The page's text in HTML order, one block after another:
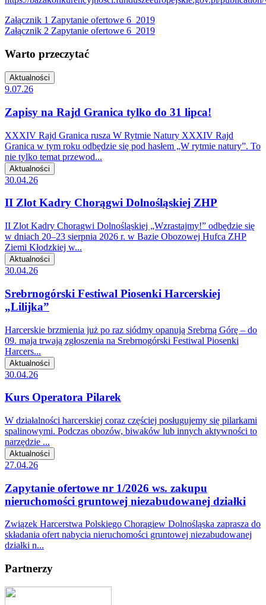
Załącznik 1 Zapytanie ofertowe 6_2019
Załącznik 2 Zapytanie ofertowe 6_2019
Warto przeczytać
Aktualności
9.07.26
Zapisy na Rajd Granica tylko do 31 lipca!
XXXIV Rajd Granica rusza W Rytmie Natury XXXIV Rajd
Granica w tym roku odbędzie się pod hasłem „W rytmie natury”. To
nie tylko temat przewod...
Aktualności
30.04.26
II Zlot Kadry Chorągwi Dolnośląskiej ZHP
II Zlot Kadry Chorągwi Dolnośląskiej „Wzrastajmy!” odbędzie się
w dniach 20–23 sierpnia 2026 r. w Bazie Obozowej Hufca ZHP
Ziemi Kłodzkiej w...
Aktualności
30.04.26
Srebrnogórski Festiwal Piosenki Harcerskiej
„Lilijka”
Harcerskie brzmienia już po raz siódmy opanują Srebrną Górę – do
09. maja trwają zgłoszenia na Srebrnogórski Festiwal Piosenki
Harcers...
Aktualności
30.04.26
Kurs Operatora Pilarek
W działalności harcerskiej coraz częściej posługujemy się pilarkami
spalinowymi. Podczas obozów, biwaków lub innych aktywności to
narzędzie ...
Aktualności
27.04.26
Zapytanie ofertowe nr 1/2026 ws. zakupu
nieruchomości gruntowej niezabudowanej działki
Związek Harcerstwa Polskiego Chorągiew Dolnośląska zaprasza do
składania ofert nabycia nieruchomości gruntowej niezabudowanej
działki n...
Partnerzy